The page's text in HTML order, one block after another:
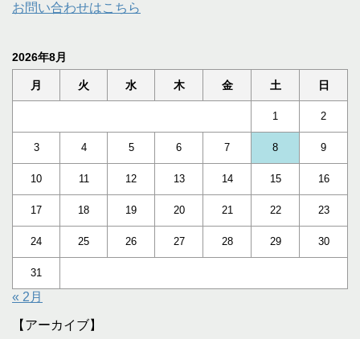
お問い合わせはこちら
2026年8月
月 火 水 木 金 土 日
1 2
3 4 5 6 7 8 9
10 11 12 13 14 15 16
17 18 19 20 21 22 23
24 25 26 27 28 29 30
31
« 2月
【アーカイブ】